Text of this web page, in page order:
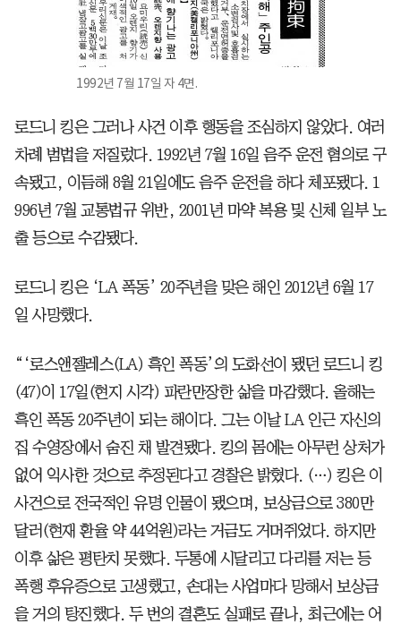
1992년 7월 17일 자 4면.
로드니 킹은 그러나 사건 이후 행동을 조심하지 않았다. 여러
차례 범법을 저질렀다. 1992년 7월 16일 음주 운전 혐의로 구
속됐고, 이듬해 8월 21일에도 음주 운전을 하다 체포됐다. 1
996년 7월 교통법규 위반, 2001년 마약 복용 및 신체 일부 노
출 등으로 수감됐다.
로드니 킹은 ‘LA 폭동’ 20주년을 맞은 해인 2012년 6월 17
일 사망했다.
“‘로스앤젤레스(LA) 흑인 폭동’의 도화선이 됐던 로드니 킹
(47)이 17일(현지 시각) 파란만장한 삶을 마감했다. 올해는
흑인 폭동 20주년이 되는 해이다. 그는 이날 LA 인근 자신의
집 수영장에서 숨진 채 발견됐다. 킹의 몸에는 아무런 상처가
없어 익사한 것으로 추정된다고 경찰은 밝혔다. (…) 킹은 이
사건으로 전국적인 유명 인물이 됐으며, 보상금으로 380만
달러(현재 환율 약 44억원)라는 거금도 거머쥐었다. 하지만
이후 삶은 평탄치 못했다. 두통에 시달리고 다리를 저는 등
폭행 후유증으로 고생했고, 손대는 사업마다 망해서 보상금
을 거의 탕진했다. 두 번의 결혼도 실패로 끝나, 최근에는 어